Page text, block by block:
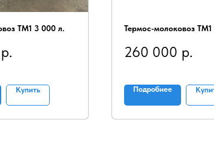
ТМ1 3 000 л.
р.
Купить
Термос-молоковоз ТМ1
260 000 р.
Подробнее